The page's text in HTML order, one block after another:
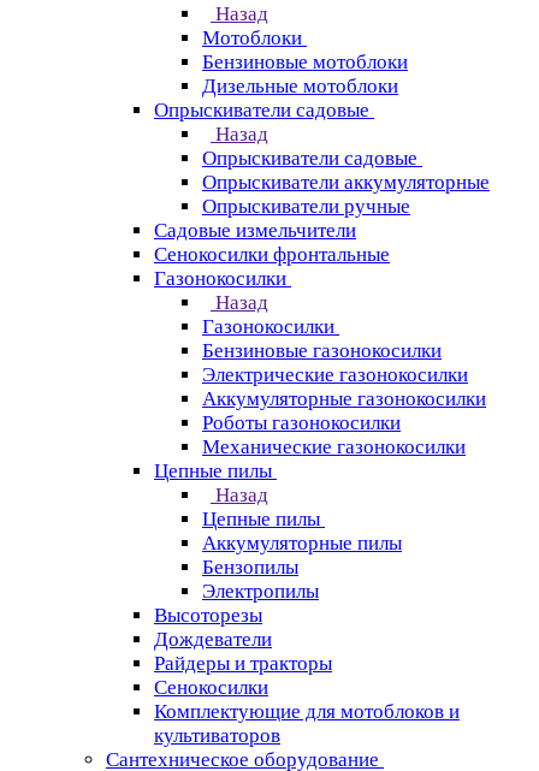
Назад
Мотоблоки
Бензиновые мотоблоки
Дизельные мотоблоки
Опрыскиватели садовые
Назад
Опрыскиватели садовые
Опрыскиватели аккумуляторные
Опрыскиватели ручные
Садовые измельчители
Сенокосилки фронтальные
Газонокосилки
Назад
Газонокосилки
Бензиновые газонокосилки
Электрические газонокосилки
Аккумуляторные газонокосилки
Роботы газонокосилки
Механические газонокосилки
Цепные пилы
Назад
Цепные пилы
Аккумуляторные пилы
Бензопилы
Электропилы
Высоторезы
Дождеватели
Райдеры и тракторы
Сенокосилки
Комплектующие для мотоблоков и
культиваторов
Сантехническое оборудование